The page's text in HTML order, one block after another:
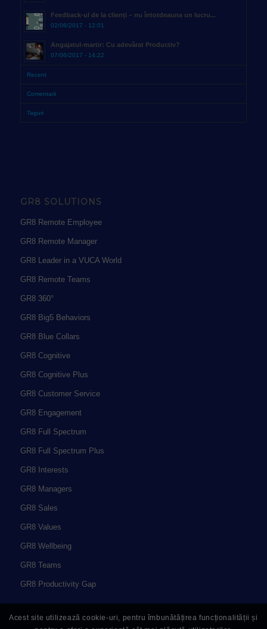
Feedback-ul de la clienți – nu întotdeauna un lucru...
02/06/2017 - 12:01
Angajatul-martir: Cu adevărat Productiv?
07/06/2017 - 14:22
Recent
Comentarii
Taguri
GR8 SOLUTIONS
GR8 Remote Employee
GR8 Remote Manager
GR8 Leader in a VUCA World
GR8 Remote Teams
GR8 360°
GR8 Big5 Behaviors
GR8 Blue Collars
GR8 Cognitive
GR8 Cognitive Plus
GR8 Customer Service
GR8 Engagement
GR8 Full Spectrum
GR8 Full Spectrum Plus
GR8 Interests
GR8 Managers
GR8 Sales
GR8 Values
GR8 Wellbeing
GR8 Teams
GR8 Productivity Gap
Acest site utilizează cookie-uri, pentru îmbunătățirea funcționalității și